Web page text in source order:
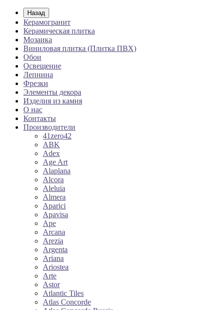
Назад
Керамогранит
Керамическая плитка
Мозаика
Виниловая плитка (Плитка ПВХ)
Обои
Освещение
Лепнина
Фрезки
Элементы декора
Изделия из камня
О нас
Контакты
Производители
41zero42
ABK
Adex
Age Art
Alaplana
Alcora
Aleluia
Almera
Aparici
Apavisa
Ape
Arcana
Arezia
Argenta
Ariana
Ariostea
Arte
Astor
Atlantic Tiles
Atlas Concorde